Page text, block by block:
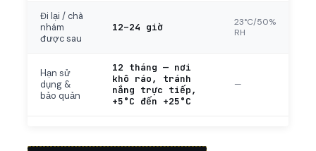
Đi lại / chà
nhám
được sau
12–24 giờ
23°C/50%
RH
Hạn sử
dụng &
bảo quản
12 tháng — nơi
khô ráo, tránh
nắng trực tiếp,
+5°C đến +25°C
—